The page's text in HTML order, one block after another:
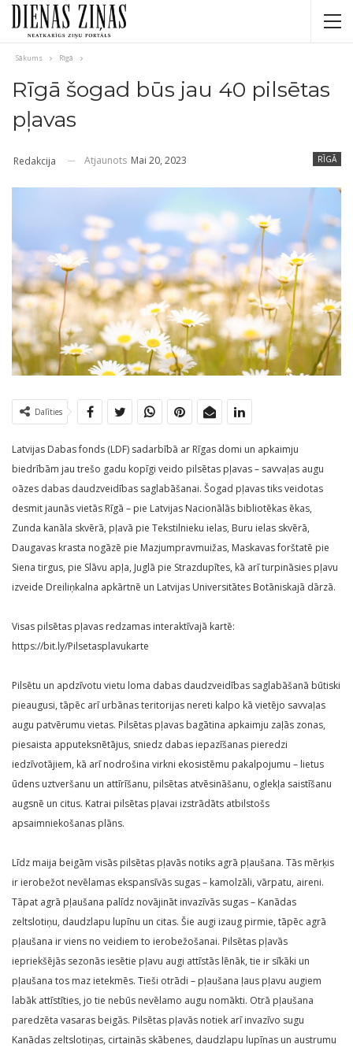
Sākums Rīgā
Rīgā šogad būs jau 40 pilsētas
pļavas
RĪGĀ
Redakcija Atjaunots Mai 20, 2023
Dalīties
Latvijas Dabas fonds (LDF) sadarbībā ar Rīgas domi un apkaimju
biedrībām jau trešo gadu kopīgi veido pilsētas pļavas – savvaļas augu
oāzes dabas daudzveidības saglabāšanai. Šogad pļavas tiks veidotas
desmit jaunās vietās Rīgā – pie Latvijas Nacionālās bibliotēkas ēkas,
Zunda kanāla skvērā, pļavā pie Tekstilnieku ielas, Buru ielas skvērā,
Daugavas krasta nogāzē pie Mazjumpravmuižas, Maskavas forštatē pie
Siena tirgus, pie Slāvu apļa, Juglā pie Strazdupītes, kā arī turpināsies pļavu
izveide Dreiliņkalna apkārtnē un Latvijas Universitātes Botāniskajā dārzā.
Visas pilsētas pļavas redzamas interaktīvajā kartē:
https://bit.ly/Pilsetasplavukarte
Pilsētu un apdzīvotu vietu loma dabas daudzveidības saglabāšanā būtiski
pieaugusi, tāpēc arī urbānas teritorijas nereti kalpo kā vietējo savvaļas
augu patvērumu vietas. Pilsētas pļavas bagātina apkaimju zaļās zonas,
piesaista apputeksnētājus, sniedz dabas iepazīšanas pieredzi
iedzīvotājiem, kā arī nodrošina virkni ekosistēmu pakalpojumu – lietus
ūdens uztveršanu un attīrīšanu, pilsētas atvēsināšanu, oglekļa saistīšanu
augsnē un citus. Katrai pilsētas pļavai izstrādāts atbilstošs
apsaimniekošanas plāns.
Līdz maija beigām visās pilsētas pļavās notiks agrā pļaušana. Tās mērķis
ir ierobežot nevēlamas ekspansīvās sugas – kamolzāli, vārpatu, aireni.
Tāpat agrā pļaušana palīdz novājināt invazīvās sugas – Kanādas
zeltslotiņu, daudzlapu lupīnu un citas. Šie augi izaug pirmie, tāpēc agrā
pļaušana ir viens no veidiem to ierobežošanai. Pilsētas pļavās
iepriekšējās sezonās iesētie pļavu augi attīstās lēnāk, tie ir sīkāki un
pļaušana tos maz ietekmēs. Tieši otrādi – pļaušana ļaus pļavu augiem
labāk attīstīties, jo tie nebūs nevēlamo augu nomākti. Otrā pļaušana
paredzēta vasaras beigās. Pilsētas pļavās notiek arī invazīvo sugu
Kanādas zeltslotiņas, cirtainās skābenes, daudzlapu lupīnas un austrumu